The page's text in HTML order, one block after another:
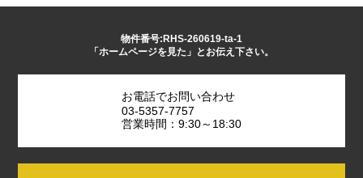
物件番号:RHS-260619-ta-1
「ホームページを見た」とお伝え下さい。
お電話でお問い合わせ
03-5357-7757
営業時間：9:30～18:30